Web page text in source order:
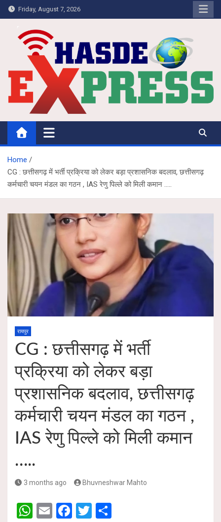
Skip
to
content
Friday, August 7, 2026
Hasdeo Express
Home
CG : छत्तीसगढ़ में भर्ती प्रक्रिया को लेकर बड़ा प्रशासनिक बदलाव, छत्तीसगढ़
कर्मचारी चयन मंडल का गठन , IAS रेणु पिल्ले को मिली कमान …..
रायपुर
CG : छत्तीसगढ़ में भर्ती
प्रक्रिया को लेकर बड़ा
प्रशासनिक बदलाव, छत्तीसगढ़
कर्मचारी चयन मंडल का गठन ,
IAS रेणु पिल्ले को मिली कमान
…..
3 months ago Bhuvneshwar Mahto
W E
F
T